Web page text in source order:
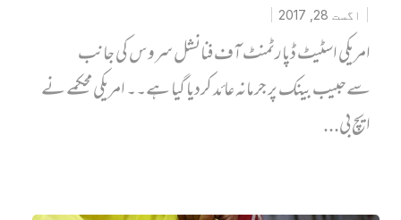
اگست 28, 2017
امریکی اسٹیٹ ڈپارٹمنٹ آف فنانشل سروس کی جانب
سےحبیب بینک پر جرمانہ عائد کردیا گیا ہے۔۔ امریکی محکمے نے
ایچ بی...